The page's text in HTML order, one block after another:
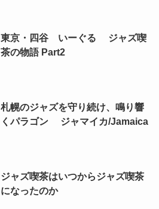
東京・四谷 いーぐる ジャズ喫
茶の物語 Part2
札幌のジャズを守り続け、鳴り響
くパラゴン ジャマイカ/Jamaica
ジャズ喫茶はいつからジャズ喫茶
になったのか